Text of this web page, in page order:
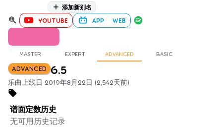
添加新别名
YOUTUBE APP WEB
MASTER EXPERT ADVANCED BASIC
ADVANCED 6.5
乐曲上线日 2019年8月22日 (2,542天前)
谱面定数历史
无可用历史记录